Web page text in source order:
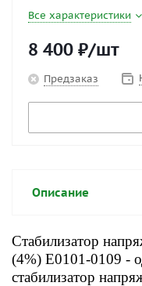
Все характеристики
8 400 ₽/шт
Предзаказ
Описание
Стабилизатор
(4%) Е0101-0109 -
стабилизатор